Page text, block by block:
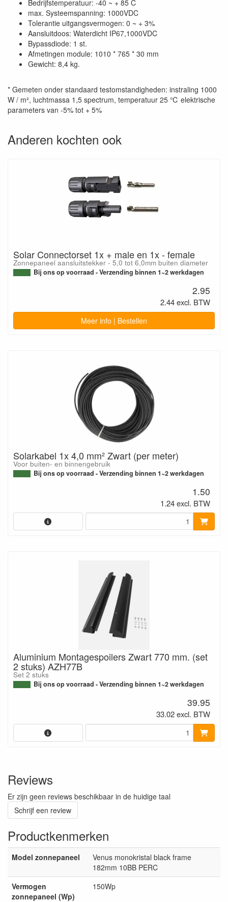
Bedrijfstemperatuur: -40 ~ + 85 C
max. Systeemspanning: 1000VDC
Tolerantie uitgangsvermogen: 0 ~ + 3%
Aansluitdoos: Waterdicht IP67,1000VDC
Bypassdiode: 1 st.
Afmetingen module: 1010 * 765 * 30 mm
Gewicht: 8,4 kg.
* Gemeten onder standaard testomstandigheden: instraling 1000
W / m², luchtmassa 1,5 spectrum, temperatuur 25 ℃ elektrische
parameters van -5% tot + 5%
Anderen kochten ook
Solar Connectorset 1x + male en 1x - female
Zonnepaneel aansluitstekker - 5,0 tot 6,0mm buiten diameter
Bij ons op voorraad - Verzending binnen 1~2 werkdagen
2.95
2.44 excl. BTW
Meer info | Bestellen
Solarkabel 1x 4,0 mm² Zwart (per meter)
Voor buiten- en binnengebruik
Bij ons op voorraad - Verzending binnen 1~2 werkdagen
1.50
1.24 excl. BTW
Aluminium Montagespoilers Zwart 770 mm. (set
2 stuks) AZH77B
Set 2 stuks
Bij ons op voorraad - Verzending binnen 1~2 werkdagen
39.95
33.02 excl. BTW
Reviews
Er zijn geen reviews beschikbaar in de huidige taal
Schrijf een review
Productkenmerken
Model zonnepaneel
Venus monokristal black frame
182mm 10BB PERC
Vermogen
zonnepaneel (Wp)
150Wp